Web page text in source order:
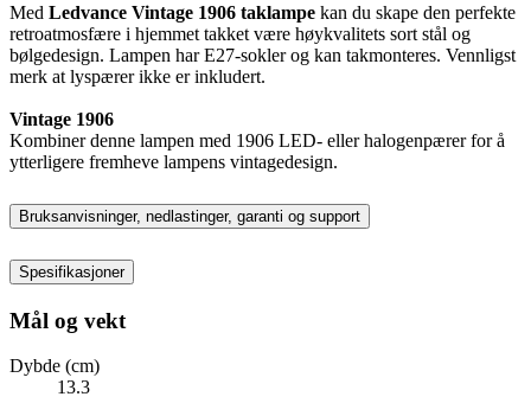
Med Ledvance Vintage 1906 taklampe kan du skape den perfekte
retroatmosfære i hjemmet takket være høykvalitets sort stål og
bølgedesign. Lampen har E27-sokler og kan takmonteres. Vennligst
merk at lyspærer ikke er inkludert.
Vintage 1906
Kombiner denne lampen med 1906 LED- eller halogenpærer for å
ytterligere fremheve lampens vintagedesign.
Bruksanvisninger, nedlastinger, garanti og support
Spesifikasjoner
Mål og vekt
Dybde (cm)
13.3